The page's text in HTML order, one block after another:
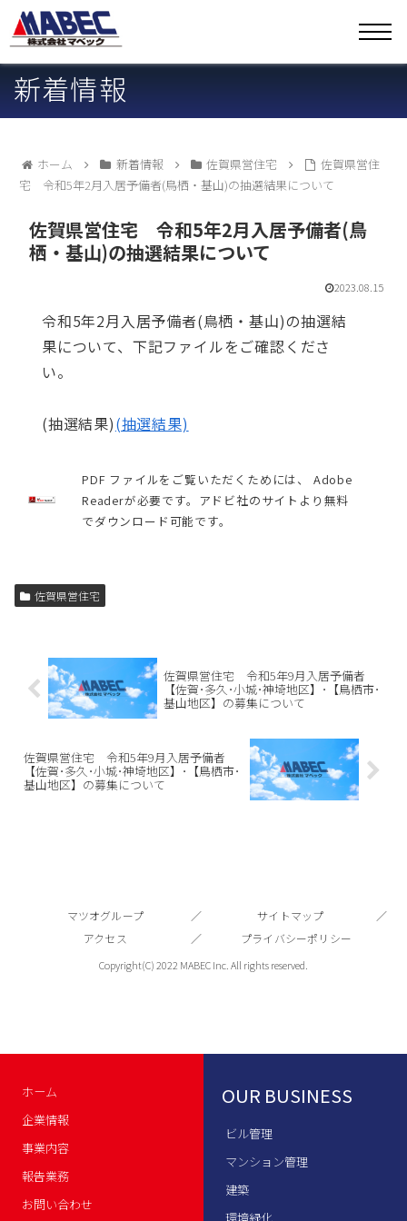
新着情報
ホーム 新着情報 佐賀県営住宅
佐賀県営住
宅 令和5年2月入居予備者(鳥栖・基山)の抽選結果について
佐賀県営住宅 令和5年2月入居予備者(鳥
栖・基山)の抽選結果について
2023.08.15
令和5年2月入居予備者(鳥栖・基山)の抽選結
果について、下記ファイルをご確認くださ
い。
(抽選結果)(抽選結果)
PDF ファイルをご覧いただくためには、 Adobe
Readerが必要です。アドビ社のサイトより無料
でダウンロード可能です。
佐賀県営住宅
佐賀県営住宅 令和5年9月入居予備者
【佐賀･多久･小城･神埼地区】･【鳥栖市･
基山地区】の募集について
佐賀県営住宅 令和5年9月入居予備者
【佐賀･多久･小城･神埼地区】･【鳥栖市･
基山地区】の募集について
マツオグループ
サイトマップ
アクセス
プライバシーポリシー
Copyright(C) 2022 MABEC Inc. All rights reserved.
ホーム
企業情報
事業内容
報告業務
お問い合わせ
OUR BUSINESS
ビル管理
マンション管理
建築